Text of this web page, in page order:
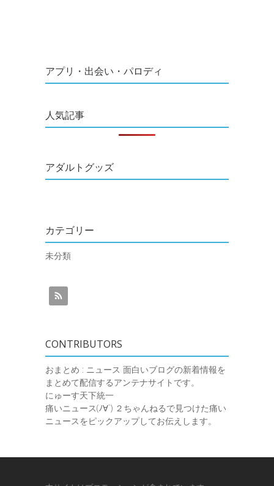
アプリ・出会い・パロディ
人気記事
アダルトグッズ
カテゴリー
未分類
CONTRIBUTORS
おまとめ : ニュース 面白いブログの新着情報を
まとめて配信するアンテナサイトです。
にゅーす天下統一
痛いニュース(ﾉ∀`) ２ちゃんねるで見つけた痛い
ニュースをピックアップしてお伝えします。